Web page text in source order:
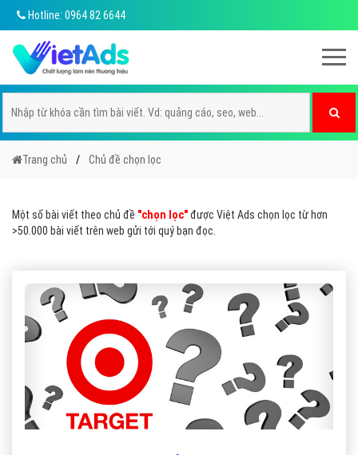
Hotline: 0964 82 6644
Trang chủ Chủ đề chọn lọc
Một số bài viết theo chủ đề "chọn lọc"được Việt Ads chọn lọc từ hơn
>50.000 bài viết trên web gửi tới quý bạn đọc.